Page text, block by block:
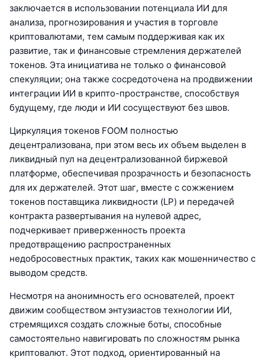
заключается в использовании потенциала ИИ для
анализа, прогнозирования и участия в торговле
криптовалютами, тем самым поддерживая как их
развитие, так и финансовые стремления держателей
токенов. Эта инициатива не только о финансовой
спекуляции; она также сосредоточена на продвижении
интеграции ИИ в крипто-пространстве, способствуя
будущему, где люди и ИИ сосуществуют без швов.
Циркуляция токенов FOOM полностью
децентрализована, при этом весь их объем выделен в
ликвидный пул на децентрализованной биржевой
платформе, обеспечивая прозрачность и безопасность
для их держателей. Этот шаг, вместе с сожжением
токенов поставщика ликвидности (LP) и передачей
контракта развертывания на нулевой адрес,
подчеркивает приверженность проекта
предотвращению распространенных
недобросовестных практик, таких как мошенничество с
выводом средств.
Несмотря на анонимность его основателей, проект
движим сообществом энтузиастов технологии ИИ,
стремящихся создать сложные боты, способные
самостоятельно навигировать по сложностям рынка
криптовалют. Этот подход, ориентированный на